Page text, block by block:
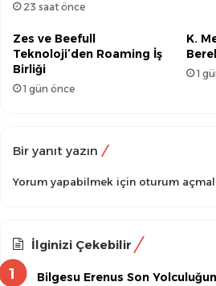
23 saat önce
Zes ve Beefull
Teknoloji’den Roaming İş
Birliği
1 gün önce
K.
1
Bir yanıt yazın
Yorum yapabilmek için oturum
İlginizi Çekebilir
Bilgesu Erenus Son